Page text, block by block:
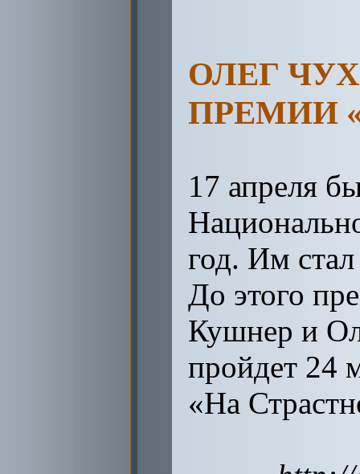
ОЛЕГ
ПРЕМИИ
17 апреля
год. Им
До этого
Кушнер и
пройдет 24
«На